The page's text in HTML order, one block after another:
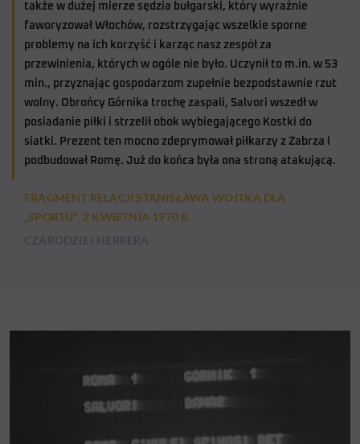
także w dużej mierze sędzia bułgarski, który wyraźnie
faworyzował Włochów, rozstrzygając wszelkie sporne
problemy na ich korzyść i karząc nasz zespół za
przewinienia, których w ogóle nie było. Uczynił to m.in. w 53
min., przyznając gospodarzom zupełnie bezpodstawnie rzut
wolny. Obrońcy Górnika trochę zaspali, Salvori wszedł w
posiadanie piłki i strzelił obok wybiegającego Kostki do
siatki. Prezent ten mocno zdeprymował piłkarzy z Zabrza i
podbudował Romę. Już do końca była ona stroną atakującą.
FRAGMENT RELACJI STANISŁAWA WOJTKA DLA
„SPORTU", 2 KWIETNIA 1970 R.